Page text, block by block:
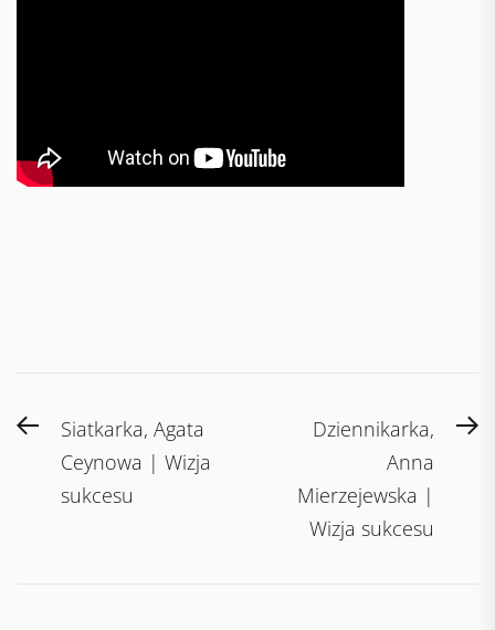
Post
navigation
PreviousSiatkarka, Agata
Ceynowa | Wizja
sukcesu
Dziennikarka,
Anna
Mierzejewska |
Wizja sukcesu